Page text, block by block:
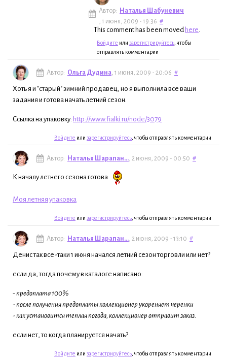
Автор: Наталья Шабуневич
, 1 июня, 2009 - 19:36 #
This comment has been moved here.
Войдите или зарегистрируйтесь , чтобы
отправлять комментарии
Автор: Ольга Дудина , 1 июня, 2009 - 20:06 #
Хоть я и "старый" зимний продавец, но я выполнила все ваши
задания и готова начать летний сезон.
Ссылка на упаковку: http://www.fialki.ru/node/3079
Войдите или зарегистрируйтесь , чтобы отправлять комментарии
Автор: Наталья Шарапан... , 2 июня, 2009 - 00:50 #
К началу летнего сезона готова
Моя летняя упаковка
Войдите или зарегистрируйтесь , чтобы отправлять комментарии
Автор: Наталья Шарапан... , 2 июня, 2009 - 13:10 #
Денис так все-таки 1 июня начался летний сезон торговли или нет?
если да, тогда почему в каталоге написано:
- предоплата 100%
- после получения предоплаты коллекционер укореняет черенки
- как установится теплая погода, коллекционер отправит заказ.
если нет, то когда планируется начать?
Войдите или зарегистрируйтесь , чтобы отправлять комментарии